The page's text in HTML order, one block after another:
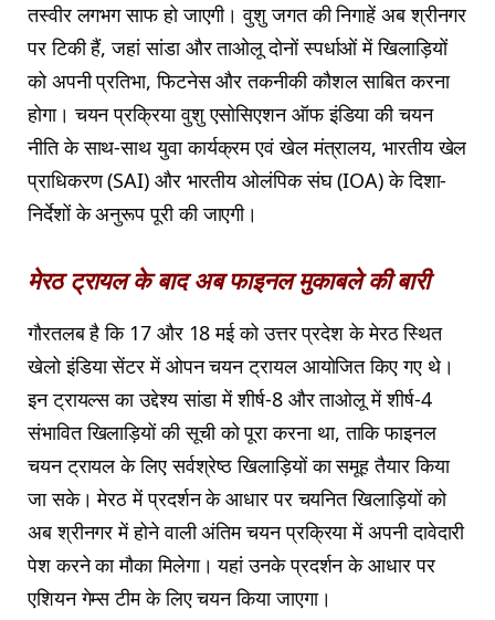
तस्वीर लगभग साफ हो जाएगी। वुशु जगत की निगाहें अब श्रीनगर
पर टिकी हैं, जहां सांडा और ताओलू दोनों स्पर्धाओं में खिलाड़ियों
को अपनी प्रतिभा, फिटनेस और तकनीकी कौशल साबित करना
होगा। चयन प्रक्रिया वुशु एसोसिएशन ऑफ इंडिया की चयन
नीति के साथ-साथ युवा कार्यक्रम एवं खेल मंत्रालय, भारतीय खेल
प्राधिकरण (SAI) और भारतीय ओलंपिक संघ (IOA) के दिशा-
निर्देशों के अनुरूप पूरी की जाएगी।
मेरठ ट्रायल के बाद अब फाइनल मुकाबले की बारी
गौरतलब है कि 17 और 18 मई को उत्तर प्रदेश के मेरठ स्थित
खेलो इंडिया सेंटर में ओपन चयन ट्रायल आयोजित किए गए थे।
इन ट्रायल्स का उद्देश्य सांडा में शीर्ष-8 और ताओलू में शीर्ष-4
संभावित खिलाड़ियों की सूची को पूरा करना था, ताकि फाइनल
चयन ट्रायल के लिए सर्वश्रेष्ठ खिलाड़ियों का समूह तैयार किया
जा सके। मेरठ में प्रदर्शन के आधार पर चयनित खिलाड़ियों को
अब श्रीनगर में होने वाली अंतिम चयन प्रक्रिया में अपनी दावेदारी
पेश करने का मौका मिलेगा। यहां उनके प्रदर्शन के आधार पर
एशियन गेम्स टीम के लिए चयन किया जाएगा।